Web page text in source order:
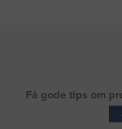
Få gode tips om